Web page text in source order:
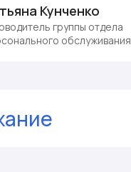
Кунченко
группы отдела
обслуживания